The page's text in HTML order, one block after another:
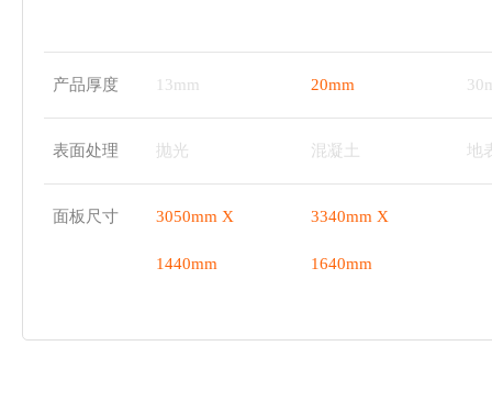
产品厚度 13mm 20mm
表面处理 抛光 混凝土 地
面板尺寸 3050mm X
1440mm
3340mm X
1640mm